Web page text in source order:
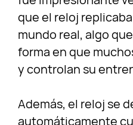
que el reloj
mundo real, algo
forma en que
y controlan su
Además, el reloj se
automáticamente